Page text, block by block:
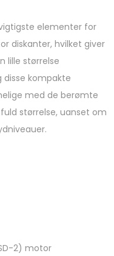
elementer for
diskanter, hvilket giver
lille størrelse
kompakte
med de berømte
størrelse, uanset om
2) motor